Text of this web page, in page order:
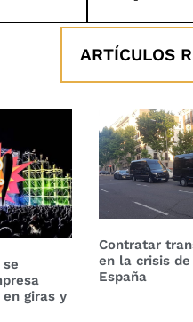
ARTÍCULOS
se
giras y
Contratar
en la crisis
España